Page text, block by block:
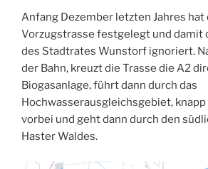
Anfang Dezember letzten Jahres hat
Vorzugstrasse festgelegt und damit
des Stadtrates Wunstorf ignoriert.
der Bahn, kreuzt die Trasse die A2
Biogasanlage, führt dann durch das
Hochwasserausgleichsgebiet,
vorbei und geht dann durch den
Haster Waldes.